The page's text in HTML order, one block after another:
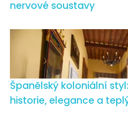
nervové soustavy
Španělský koloniální
historie, elegance a